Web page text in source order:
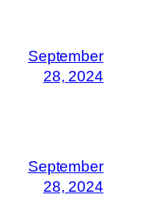
September
28, 2024
September
28, 2024